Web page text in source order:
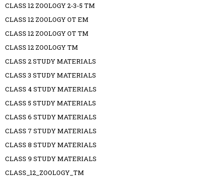
CLASS 12 ZOOLOGY 2-3-5 TM
CLASS 12 ZOOLOGY OT EM
CLASS 12 ZOOLOGY OT TM
CLASS 12 ZOOLOGY TM
CLASS 2 STUDY MATERIALS
CLASS 3 STUDY MATERIALS
CLASS 4 STUDY MATERIALS
CLASS 5 STUDY MATERIALS
CLASS 6 STUDY MATERIALS
CLASS 7 STUDY MATERIALS
CLASS 8 STUDY MATERIALS
CLASS 9 STUDY MATERIALS
CLASS_12_ZOOLOGY_TM